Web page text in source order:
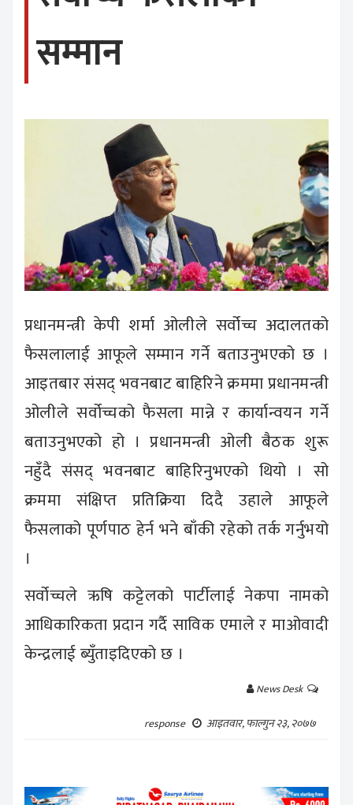
सम्मान
प्रधानमन्त्री केपी शर्मा ओलीले सर्वोच्च अदालतको
फैसलालाई आफूले सम्मान गर्ने बताउनुभएको छ ।
आइतबार संसद् भवनबाट बाहिरिने क्रममा प्रधानमन्त्री
ओलीले सर्वोच्चको फैसला मान्ने र कार्यान्वयन गर्ने
बताउनुभएको हो । प्रधानमन्त्री ओली बैठक शुरू
नहुँदै संसद् भवनबाट बाहिरिनुभएको थियो । सो
क्रममा संक्षिप्त प्रतिक्रिया दिदै उहाले आफूले
फैसलाको पूर्णपाठ हेर्न भने बाँकी रहेको तर्क गर्नुभयो
।
सर्वोच्चले ऋषि कट्टेलको पार्टीलाई नेकपा नामको
आधिकारिकता प्रदान गर्दै साविक एमाले र माओवादी
केन्द्रलाई ब्युँताइदिएको छ ।
News Desk
response
आइतवार, फाल्गुन २३, २०७७